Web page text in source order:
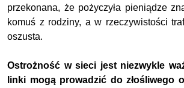
przekonana, że pożyczyła pieniądze
komuś z rodziny, a w rzeczywistości
oszusta.
Ostrożność w sieci jest niezwykle
linki mogą prowadzić do złośliwego